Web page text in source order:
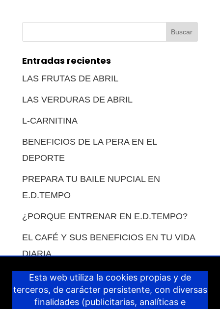
Entradas recientes
LAS FRUTAS DE ABRIL
LAS VERDURAS DE ABRIL
L-CARNITINA
BENEFICIOS DE LA PERA EN EL
DEPORTE
PREPARA TU BAILE NUPCIAL EN
E.D.TEMPO
¿PORQUE ENTRENAR EN E.D.TEMPO?
EL CAFÉ Y SUS BENEFICIOS EN TU VIDA
DIARIA.
COMO COMPENSAR LAS COMIDAS EN
VACACIONES.
Esta web utiliza la cookies propias y de
terceros, de carácter persistente, con diversas
finalidades (publicitarias, analíticas e